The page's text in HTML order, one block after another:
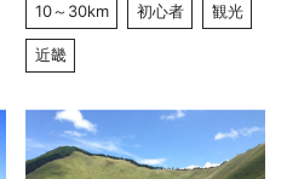
10～30km
初心者 観光
近畿